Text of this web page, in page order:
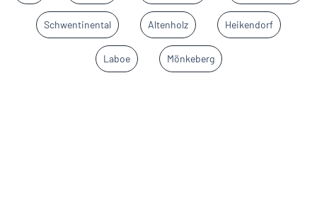
Schwentinental Altenholz Heikendorf
Laboe Mönkeberg